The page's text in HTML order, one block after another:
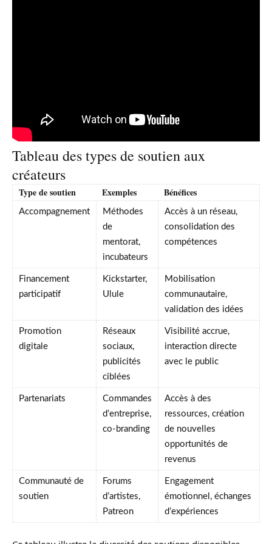
Tableau des types de soutien aux
créateurs
Type de soutien Exemples Bénéfices
Accompagnement
Méthodes
de
mentorat,
incubateurs
Accès à un réseau,
consolidation des
compétences
Financement
participatif
Kickstarter,
Ulule
Mobilisation
communautaire,
validation des idées
Promotion
digitale
Réseaux
sociaux,
publicités
ciblées
Visibilité accrue,
interaction directe
avec le public
Partenariats
Commandes
d’entreprise,
co-branding
Accès à des
ressources, création
de nouvelles
opportunités de
revenus
Communauté de
soutien
Forums
d’artistes,
Patreon
Engagement
émotionnel, échanges
d’expériences